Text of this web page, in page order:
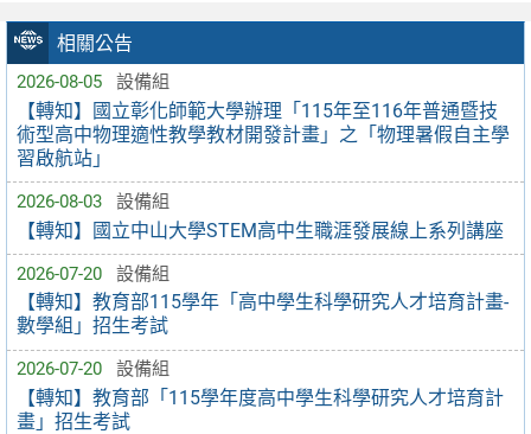
相關公告
2026-08-05 設備組
【轉知】國立彰化師範大學辦理「115年至116年普通暨技
術型高中物理適性教學教材開發計畫」之「物理暑假自主學
習啟航站」
2026-08-03 設備組
【轉知】國立中山大學STEM高中生職涯發展線上系列講座
2026-07-20 設備組
【轉知】教育部115學年「高中學生科學研究人才培育計畫-
數學組」招生考試
2026-07-20 設備組
【轉知】教育部「115學年度高中學生科學研究人才培育計
畫」招生考試